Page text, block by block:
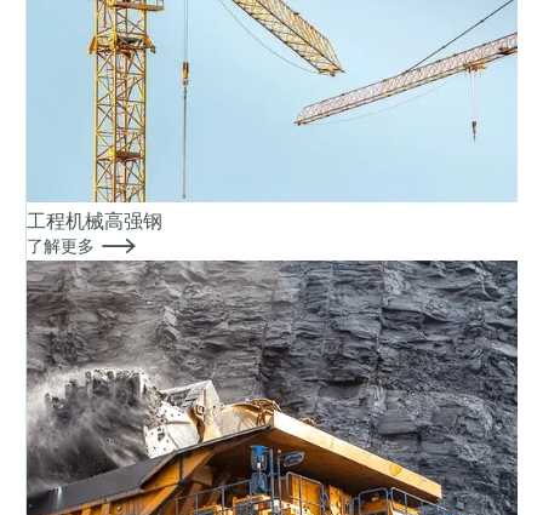
工程机械高强钢
了解更多 